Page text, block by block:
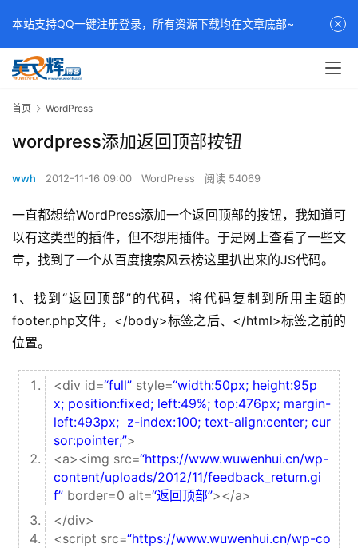
首页 WordPress
wordpress添加返回顶部按钮
wwh 2012-11-16 09:00 WordPress 阅读 54069
一直都想给WordPress添加一个返回顶部的按钮，我知道可
以有这类型的插件，但不想用插件。于是网上查看了一些文
章，找到了一个从百度搜索风云榜这里扒出来的JS代码。
1、找到“返回顶部”的代码，将代码复制到所用主题的
footer.php文件，</body>标签之后、</html>标签之前的
位置。
<div id=“full” style=“width:50px; height:95p
x; position:fixed; left:49%; top:476px; margin-
left:493px; z-index:100; text-align:center; cur
sor:pointer;”>
<a><img src=“https://www.wuwenhui.cn/wp-
content/uploads/2012/11/feedback_return.gi
f” border=0 alt=“返回顶部”></a>
</div>
<script src=“https://www.wuwenhui.cn/wp-co
本站支持QQ一键注册登录，所有资源下载均在文章底部~